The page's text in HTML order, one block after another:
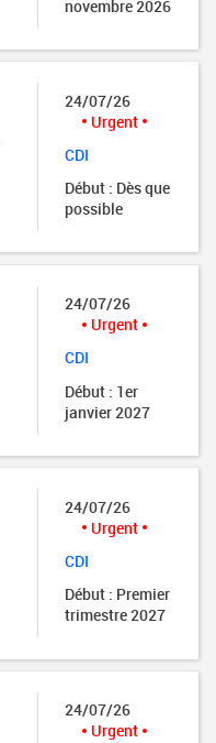
novembre 2026
24/07/26
Urgent
CDI
Début : Dès que
possible
24/07/26
Urgent
CDI
Début : 1er
janvier 2027
24/07/26
Urgent
CDI
Début : Premier
trimestre 2027
24/07/26
Urgent